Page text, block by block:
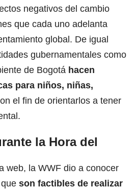
negativos del cambio
que cada uno adelanta
global. De igual
gubernamentales como
de Bogotá hacen
para niños, niñas,
el fin de orientarlos a tener
la Hora del
web, la WWF dio a conocer
son factibles de realizar